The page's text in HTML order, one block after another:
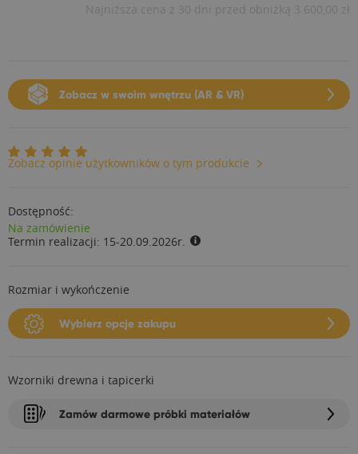
Najniższa cena z 30 dni przed obniżką 3 600,00 zł
Zobacz w swoim wnętrzu (AR & VR)
Zobacz opinie użytkowników o tym produkcie
Dostępność:
Na zamówienie
Termin realizacji: 15-20.09.2026r.
Rozmiar i wykończenie
Wybierz opcje zakupu
Wzorniki drewna i tapicerki
Zamów darmowe próbki materiałów